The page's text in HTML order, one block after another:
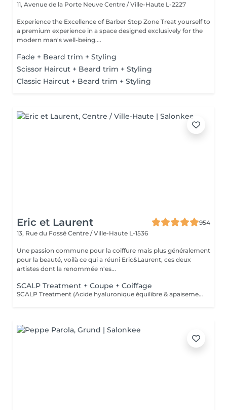
11, Avenue de la Porte Neuve Centre / Ville-Haute L-2227
Experience the Excellence of Barber Stop Zone Treat yourself to
a premium experience in a space designed exclusively for the
modern man's well-being....
Fade + Beard trim + Styling
Scissor Haircut + Beard trim + Styling
Classic Haircut + Beard trim + Styling
Eric et Laurent
954
13, Rue du Fossé Centre / Ville-Haute L-1536
Une passion commune pour la coiffure mais plus généralement
pour la beauté, voilà ce qui a réuni Eric&Laurent, ces deux
artistes dont la renommée n'es...
SCALP Treatment + Coupe + Coiffage
SCALP Treatment (Acide hyaluronique équilibre & apaisement) Pour rééquilibrer et purifier le cuir chevelu. Idéal en cas de démangeaisons, pellicules, sécheresse ou excès de sébum. -Apaise le cuir chevelu -Purifie en douceur -Rééquilibre la barrière protectrice naturelle -Favorise un environnement sain pour la pousse